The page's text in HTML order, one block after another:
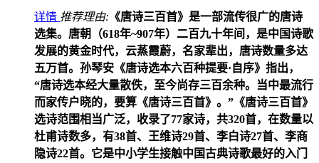
详情 推荐理由: 《唐诗三百首》是一部流传很广的唐诗
选集。唐朝（618年~907年）二百九十年间，是中国诗歌
发展的黄金时代，云蒸霞蔚，名家辈出，唐诗数量多达
五万首。孙琴安《唐诗选本六百种提要·自序》指出，
“唐诗选本经大量散佚，至今尚存三百余种。当中最流行
而家传户晓的，要算《唐诗三百首》。”《唐诗三百首》
选诗范围相当广泛，收录了77家诗，共320首，在数量以
杜甫诗数多，有38首、王维诗29首、李白诗27首、李商
隐诗22首。它是中小学生接触中国古典诗歌最好的入门